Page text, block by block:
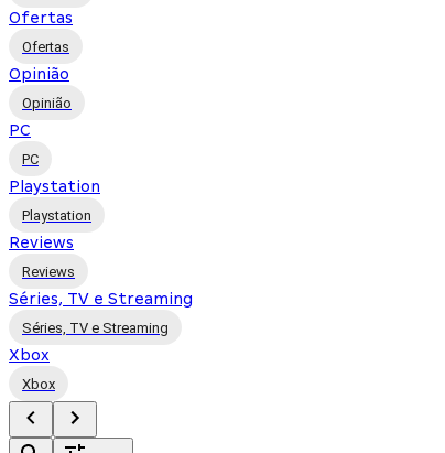
Ofertas
Ofertas
Opinião
Opinião
PC
PC
Playstation
Playstation
Reviews
Reviews
Séries, TV e Streaming
Séries, TV e Streaming
Xbox
Xbox